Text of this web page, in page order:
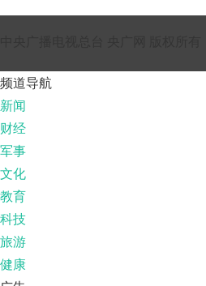
频道导航
新闻
财经
军事
文化
教育
科技
旅游
健康